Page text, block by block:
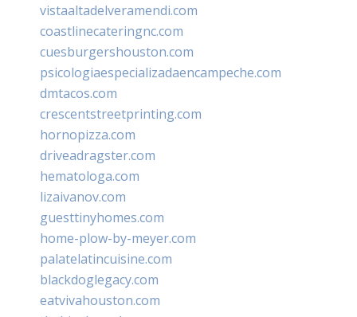
vistaaltadelveramendi.com
coastlinecateringnc.com
cuesburgershouston.com
psicologiaespecializadaencampeche.com
dmtacos.com
crescentstreetprinting.com
hornopizza.com
driveadragster.com
hematologa.com
lizaivanov.com
guesttinyhomes.com
home-plow-by-meyer.com
palatelatincuisine.com
blackdoglegacy.com
eatvivahouston.com